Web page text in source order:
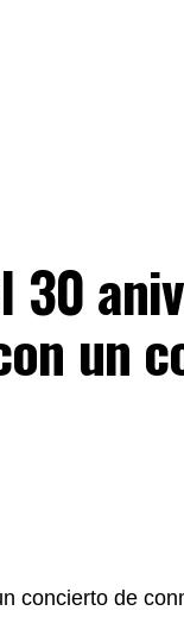
30
un
concierto de